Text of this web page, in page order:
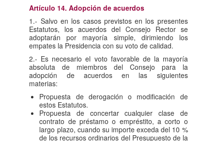
Artículo 14. Adopción de acuerdos
1.- Salvo en los casos previstos en los presentes
Estatutos, los acuerdos del Consejo Rector se
adoptarán por mayoría simple, dirimiendo los
empates la Presidencia con su voto de calidad.
2.- Es necesario el voto favorable de la mayoría
absoluta de miembros del Consejo para la
adopción de acuerdos en las siguientes
materias:
Propuesta de derogación o modificación de
estos Estatutos.
Propuesta de concertar cualquier clase de
contrato de préstamo o empréstito, a corto o
largo plazo, cuando su importe exceda del 10 %
de los recursos ordinarios del Presupuesto de la